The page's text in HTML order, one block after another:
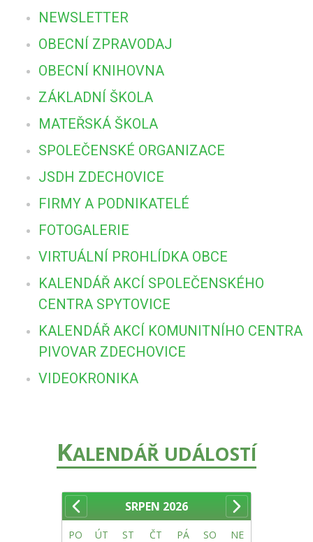
NEWSLETTER
OBECNÍ ZPRAVODAJ
OBECNÍ KNIHOVNA
ZÁKLADNÍ ŠKOLA
MATEŘSKÁ ŠKOLA
SPOLEČENSKÉ ORGANIZACE
JSDH ZDECHOVICE
FIRMY A PODNIKATELÉ
FOTOGALERIE
VIRTUÁLNÍ PROHLÍDKA OBCE
KALENDÁŘ AKCÍ SPOLEČENSKÉHO
CENTRA SPYTOVICE
KALENDÁŘ AKCÍ KOMUNITNÍHO CENTRA
PIVOVAR ZDECHOVICE
VIDEOKRONIKA
KALENDÁŘ UDÁLOSTÍ
SRPEN 2026
PO ÚT ST ČT PÁ SO NE